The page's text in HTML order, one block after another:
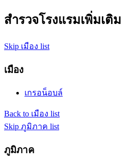
สำรวจโรงแรมเพิ่มเติม
Skip เมือง list
เมือง
เกรอน็อบล์
Back to เมือง list
Skip ภูมิภาค list
ภูมิภาค